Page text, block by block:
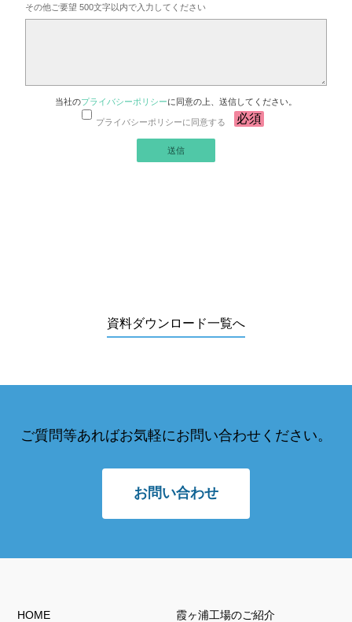
その他ご要望 500文字以内で入力してください
当社のプライバシーポリシーに同意の上、送信してください。
プライバシーポリシーに同意する
資料ダウンロード一覧へ
ご質問等あればお気軽にお問い合わせください。
お問い合わせ
HOME
霞ヶ浦工場のご紹介